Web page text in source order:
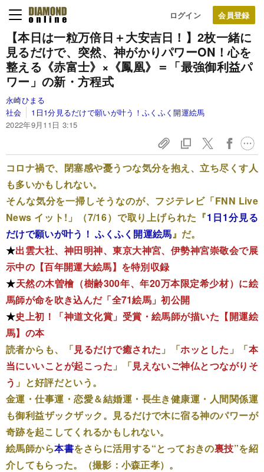
ログイン
【本日は一粒万倍日＋大安吉日！】2枚一緒に
見るだけで、突然、神がかりパワーON！心を
整える《赤富士》×《鳳凰》＝「最強御利益パ
ワー」の新・方程式
永崎ひまる
社会
1日1分見るだけで願いが叶う！ふくふく開運絵馬
2022年9月11日 3:15
コロナ禍で、閉塞感や憂うつな気分を抱え、立ち尽くす人
も多いかもしれない。
そんな気分を一掃しそうなのが、フジテレビ「FNN Live
News イット!」（7/16）で取り上げられた『1日1分見る
だけで願いが叶う！ ふくふく開運絵馬』だ。
★出雲大社、神田明神、東京大神宮、伊勢神宮崇敬会で展
示中の【百年開運大絵馬】を特別収録
★天然の木曽檜（樹齢300年、年20万本限定希少材）に絵
馬師が命を吹き込んだ「全71絵馬」初公開
★史上初！「神道文化賞」受賞・絵馬師が描いた【開運絵
馬】の本
読者からも、「見るだけで癒された 」「ホッとした 」「本
当にいいことが起こった 」「見えないご神仏とつながりそ
う 」と好評だという。
金運・仕事運・恋愛＆結婚運・長生き健康運・人間関係運
も御利益ザックザック。見るだけで木に宿る神のパワーが
奇跡を起こしてくれるかもしれない。
絵馬師から本書をさらに活用する“とっておきの裏技”を紹
介してもらった。（撮影：小森正孝）。